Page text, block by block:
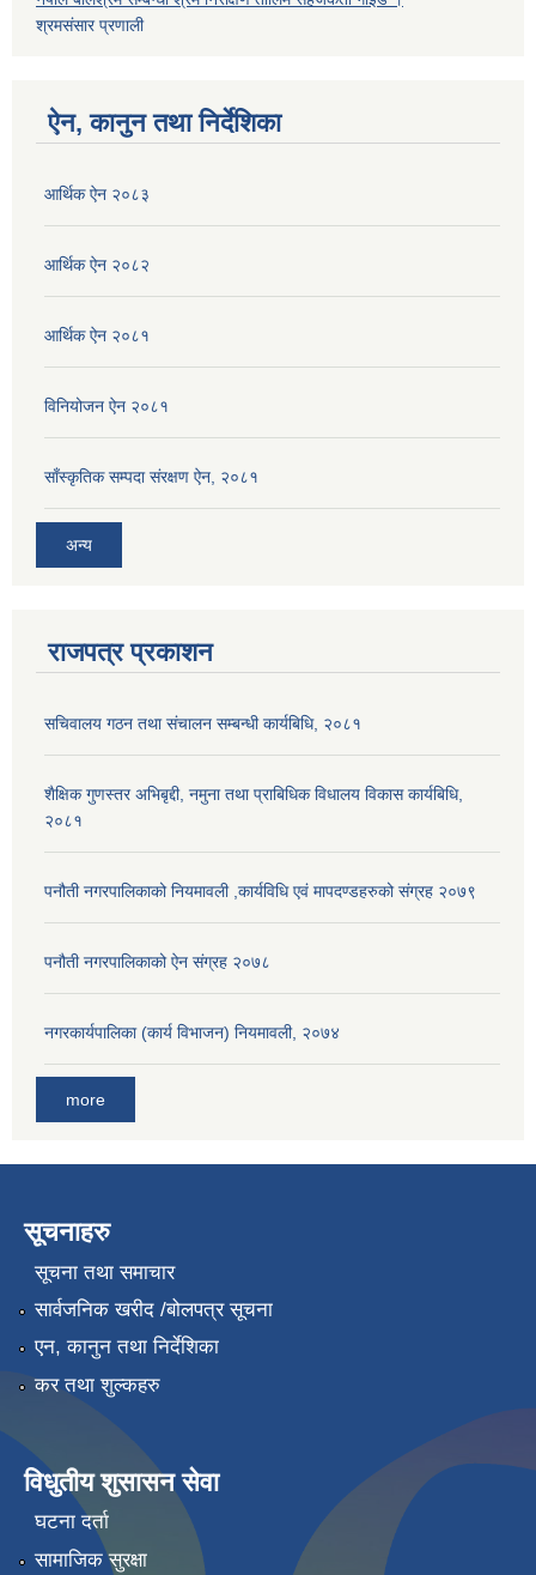
श्रमसंसार प्रणाली
ऐन, कानुन तथा निर्देशिका
आर्थिक ऐन २०८३
आर्थिक ऐन २०८२
आर्थिक ऐन २०८१
विनियोजन ऐन २०८१
साँस्कृतिक सम्पदा संरक्षण ऐन, २०८१
अन्य
राजपत्र प्रकाशन
सचिवालय गठन तथा संचालन सम्बन्धी कार्यबिधि, २०८१
शैक्षिक गुणस्तर अभिबृद्दी, नमुना तथा प्राबिधिक विधालय विकास कार्यबिधि,
२०८१
पनौती नगरपालिकाको नियमावली ,कार्यविधि एवं मापदण्डहरुको संग्रह २०७९
पनौती नगरपालिकाको ऐन संग्रह २०७८
नगरकार्यपालिका (कार्य विभाजन) नियमावली, २०७४
more
सूचनाहरु
सूचना तथा समाचार
सार्वजनिक खरीद /बोलपत्र सूचना
एन, कानुन तथा निर्देशिका
कर तथा शुल्कहरु
विधुतीय शुसासन सेवा
घटना दर्ता
सामाजिक सुरक्षा